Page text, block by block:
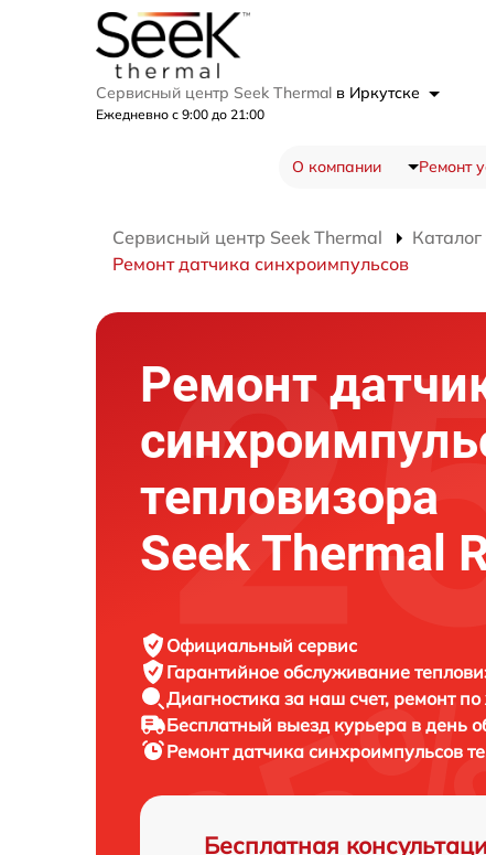
Сервисный центр Seek Thermal в Иркутске
Ежедневно с 9:00 до 21:00
О компании Ремонт
Сервисный центр Seek Thermal Каталог
Ремонт датчика синхроимпульсов
Ремонт
тепловизора
Seek Thermal
Официальный сервис
Гарантийное обслуживание
Диагностика за наш счет, ремонт
Бесплатный выезд курьера в день
Ремонт датчика синхроимпульсов
Бесплатная